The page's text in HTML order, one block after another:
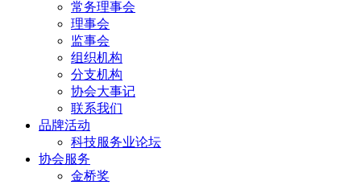
常务理事会
理事会
监事会
组织机构
分支机构
协会大事记
联系我们
品牌活动
科技服务业论坛
协会服务
金桥奖